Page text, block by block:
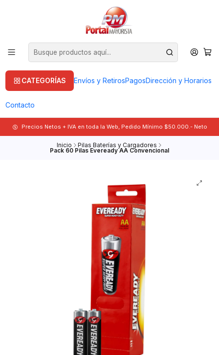
CATEGORÍAS Envíos y RetirosPagosDirección y Horarios
Contacto
Precios Netos + IVA en toda la Web, Pedido Mínimo $50.000.- Neto
Inicio Pilas Baterías y Cargadores
Pack 60 Pilas Eveready AA Convencional